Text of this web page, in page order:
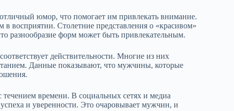
юмор, что помогает им привлекать внимание.
восприятии. Столетние представления о «красивом»
разнообразие форм может быть привлекательным.
действительности. Многие из них
Данные показывают, что мужчины, которые
времени. В социальных сетях и медиа
и уверенности. Это очаровывает мужчин, и